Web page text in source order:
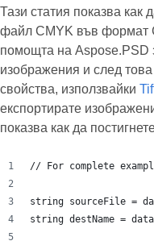
Тази статия показва как
файл CMYK във формат
помощта на Aspose.PSD
изображения и след
свойства, използвайки
експортирате
показва как да
// For complete
string sourceFile =
string destName =